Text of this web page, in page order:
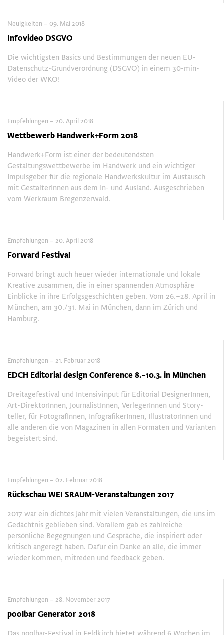
Neuigkeiten – 09. Mai 2018
Infovideo DSGVO
Die wichtigsten Basics und Bestimmungen der neuen EU-
Datenschutz-Grundverordnung (DSGVO) in einem 30-min-
Video der WKO!
Empfehlungen – 20. April 2018
Wettbewerb Handwerk+Form 2018
Handwerk+Form ist einer der bedeutendsten
Gestaltungswettbewerbe im Handwerk und ein wichtiger
Impulsgeber für die regionale Handwerkskultur im Austausch
mit GestalterInnen aus dem In- und Ausland. Ausgeschrieben
vom Werkraum Bregenzerwald.
Empfehlungen – 20. April 2018
Forward Festival
Forward bringt auch heuer wieder internationale und lokale
Kreative zusammen, die in einer spannenden Atmosphäre
Einblicke in ihre Erfolgsgeschichten geben. Vom 26.–28. April in
München, am 30./31. Mai in München, dann im Zürich und
Hamburg.
Empfehlungen – 21. Februar 2018
EDCH Editorial design Conference 8.–10.3. in München
Dreitagefestival und Intensivinput für Editorial DesignerInnen,
Art-DirektorInnen, JournalistInnen, VerlegerInnen und ­Story­
teller, für FotografInnen, InfografikerInnen, IllustratorInnen und
alle anderen die von Magazinen in allen Formaten und Varianten
begeistert sind.
Empfehlungen – 02. Februar 2018
Rückschau WEI SRAUM-Veranstaltungen 2017
2017 war ein dichtes Jahr mit vielen Veranstaltungen, die uns im
Gedächtnis geblieben sind. Vorallem gab es zahlreiche
persönliche Begegnungen und Gespräche, die inspiriert oder
kritisch angeregt haben. Dafür ein Danke an alle, die immer
wieder kommen, mitreden und feedback geben.
Empfehlungen – 28. November 2017
poolbar Generator 2018